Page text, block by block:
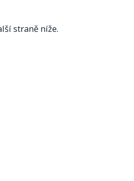
straně níže.